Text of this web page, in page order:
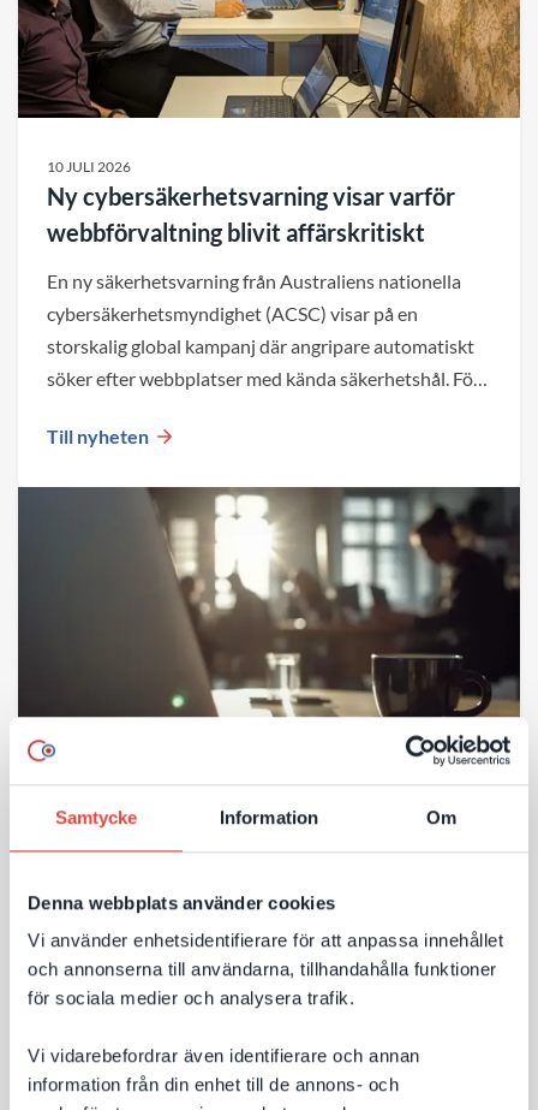
Samtycke Information Om
Denna webbplats använder cookies
Vi använder enhetsidentifierare för att anpassa innehållet
och annonserna till användarna, tillhandahålla funktioner
för sociala medier och analysera trafik.
Vi vidarebefordrar även identifierare och annan
information från din enhet till de annons- och
10 JULI 2026
Ny cybersäkerhetsvarning visar varför
webbförvaltning blivit affärskritiskt
En ny säkerhetsvarning från Australiens nationella
cybersäkerhetsmyndighet (ACSC) visar på en
storskalig global kampanj där angripare automatiskt
söker efter webbplatser med kända säkerhetshål. För
av plattform och den löpande förvaltningen påverkar
Till nyheten
6 JULI 2026
Så får ni bättre AI‑synlighet efter Googles
Många företag funderar på hur AI‑sök påverkar deras
webbplats. Behöver man bygga om innehållet? Skapa
nya sidor? Eller optimera på helt andra sätt än
för AI‑sök – och budskapet är: mycket av det som
redan skapar en bra webbplats är fortfarande
Till nyheten